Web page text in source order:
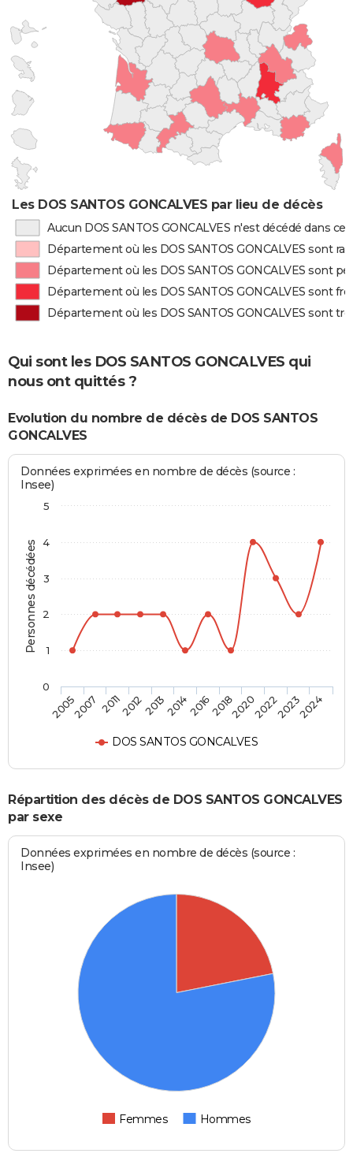
Les DOS SANTOS GONCALVES par lieu de décès
Aucun DOS SANTOS GONCALVES n'est décédé dans
Département où les DOS SANTOS GONCALVES sont
Département où les DOS SANTOS GONCALVES sont
Département où les DOS SANTOS GONCALVES sont
Département où les DOS SANTOS GONCALVES sont
Qui sont les DOS SANTOS GONCALVES qui
nous ont quittés ?
Evolution du nombre de décès de DOS SANTOS
GONCALVES
Personnes décédées
Données exprimées en nombre de décès (source :
Insee)
DOS SANTOS GONCALVES
20052007 2011201220132014201620182020202220232024
0
1
2
3
4
5
Répartition des décès de DOS SANTOS GONCALVES
par sexe
Données exprimées en nombre de décès (source :
Insee)
Femmes Hommes